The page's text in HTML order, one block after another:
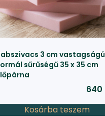
3 cm vastagságú
sűrűségű 35 x 35 cm
640
Kosárba teszem